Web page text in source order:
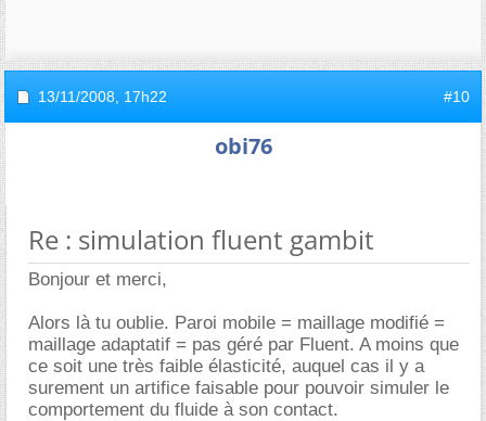
13/11/2008, 17h22 #10
obi76
Re : simulation fluent gambit
Bonjour et merci,
Alors là tu oublie. Paroi mobile = maillage modifié =
maillage adaptatif = pas géré par Fluent. A moins que
ce soit une très faible élasticité, auquel cas il y a
surement un artifice faisable pour pouvoir simuler le
comportement du fluide à son contact.